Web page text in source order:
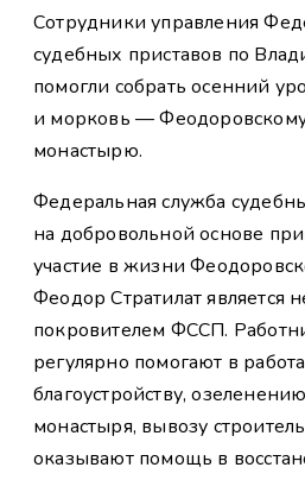
Сотрудники управления
судебных приставов по
помогли собрать осенний
и морковь —
монастырю.
Федеральная служба
на добровольной основе
участие в жизни
Феодор Стратилат является
покровителем ФССП.
регулярно помогают в
благоустройству,
монастыря, вывозу
оказывают помощь в